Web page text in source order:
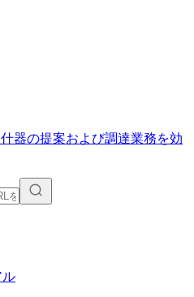
加
ル